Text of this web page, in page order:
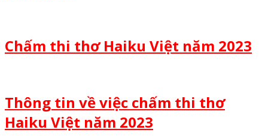
Chấm thi thơ Haiku Việt năm 2023
Thông tin về việc chấm thi thơ
Haiku Việt năm 2023